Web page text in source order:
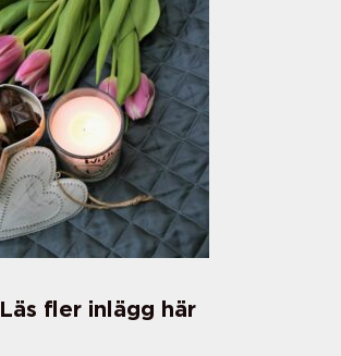
Läs fler inlägg här